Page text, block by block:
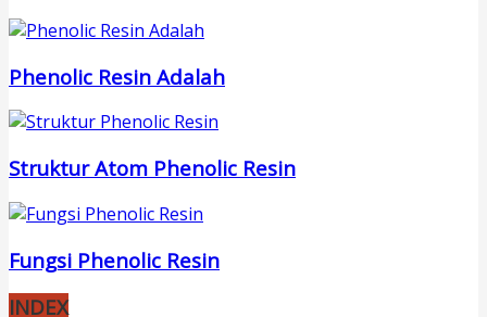
Phenolic Resin Adalah
Struktur Atom Phenolic Resin
Fungsi Phenolic Resin
INDEX